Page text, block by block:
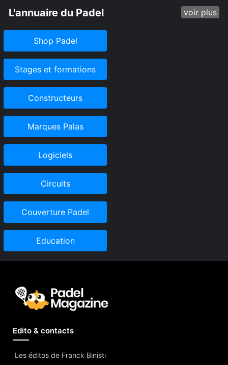
L'annuaire du Padel voir plus
Shop Padel
Stages et formations
Constructeurs
Marques Palas
Logiciels
Circuits
Couverture Padel
Education
Edito & contacts
Les éditos de Franck Binisti